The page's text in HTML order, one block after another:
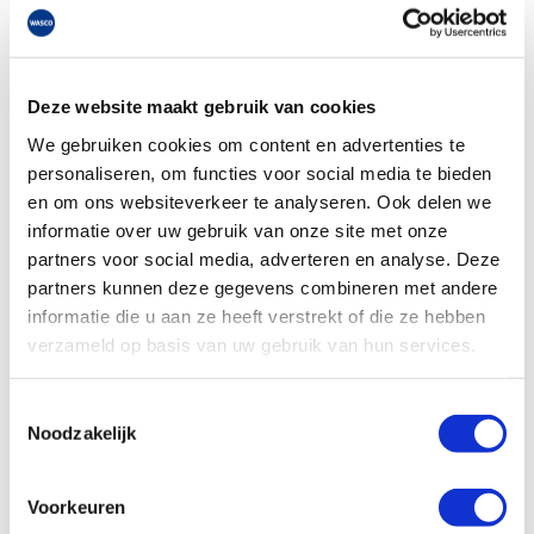
Deze website maakt gebruik van cookies
We gebruiken cookies om content en advertenties te
personaliseren, om functies voor social media te bieden
en om ons websiteverkeer te analyseren. Ook delen we
informatie over uw gebruik van onze site met onze
partners voor social media, adverteren en analyse. Deze
partners kunnen deze gegevens combineren met andere
informatie die u aan ze heeft verstrekt of die ze hebben
verzameld op basis van uw gebruik van hun services.
Noodzakelijk
Voorkeuren
Product soort: Boiler indirect gestookt
Type: M-serie
Breedte: 675 mm
€1.485,00
Bruto per stuk
Log in voor jouw prijs
Intergas Xylinder M500 indirect
gestookte boiler 500 liter
artikelnr: 1510286
Serie: Xylinder